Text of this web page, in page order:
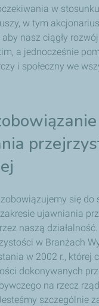
Organizacji Narodów
nasze obecne
człowieka w
w
w tym
nasz ciągły
a jednocześnie
i społeczny we
się do
ujawniania
naszą
w Branżach
w 2002 r., której
dokonywanych
na rzecz
szczególnie